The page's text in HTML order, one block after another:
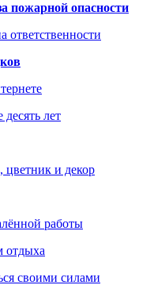
пожарной опасности
ответственности
лет
цветник и декор
работы
отдыха
своими силами